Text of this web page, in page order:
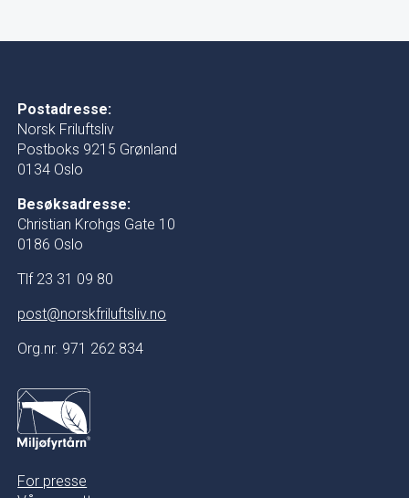
Postadresse:
Norsk Friluftsliv
Postboks 9215 Grønland
0134 Oslo
Besøksadresse:
Christian Krohgs Gate 10
0186 Oslo
Tlf 23 31 09 80
post@norskfriluftsliv.no
Org.nr. 971 262 834
For presse